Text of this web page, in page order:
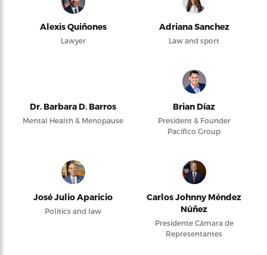
Alexis Quiñones
Lawyer
Adriana Sanchez
Law and sport
Dr. Barbara D. Barros
Mental Health & Menopause
Brian Díaz
President & Founder
Pacifico Group
José Julio Aparicio
Politics and law
Carlos Johnny Méndez
Núñez
Presidente Cámara de
Representantes